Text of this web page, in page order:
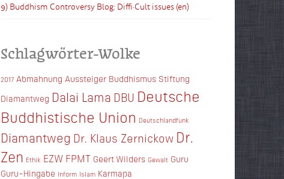
9) Buddhism Controversy Blog: Diffi·Cult issues (en)
Schlagwörter-Wolke
2017 Abmahnung Aussteiger Buddhismus Stiftung
Diamantweg Dalai Lama DBU Deutsche
Buddhistische Union Deutschlandfunk
Diamantweg Dr. Klaus Zernickow Dr.
Zen Ethik EZW FPMT Geert Wilders Gewalt Guru
Guru-Hingabe Inform Islam Karmapa